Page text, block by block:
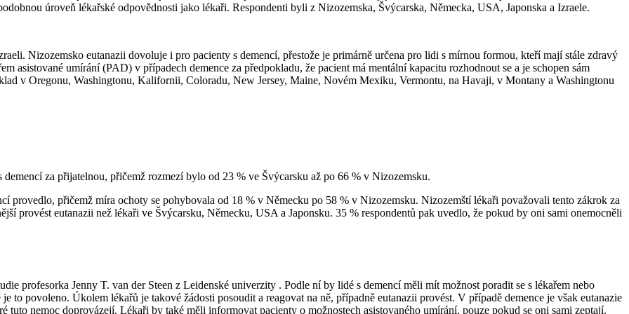
úroveň lékařské odpovědnosti jako lékaři. Respondenti byli z Nizozemska, Švýcarska, Německa, USA, Japonska a Izraele.
Nizozemsko eutanazii dovoluje i pro pacienty s demencí, přestože je primárně určena pro lidi s mírnou formou, kteří mají stále zdravý
asistované umírání (PAD) v případech demence za předpokladu, že pacient má mentální kapacitu rozhodnout se a je schopen sám
v Oregonu, Washingtonu, Kalifornii, Coloradu, New Jersey, Maine, Novém Mexiku, Vermontu, na Havaji, v Montany a Washingtonu
za přijatelnou, přičemž rozmezí bylo od 23 % ve Švýcarsku až po 66 % v Nizozemsku.
provedlo, přičemž míra ochoty se pohybovala od 18 % v Německu po 58 % v Nizozemsku. Nizozemští lékaři považovali tento zákrok za
provést eutanazii než lékaři ve Švýcarsku, Německu, USA a Japonsku. 35 % respondentů pak uvedlo, že pokud by oni sami onemocněli
profesorka Jenny T. van der Steen z Leidenské univerzity . Podle ní by lidé s demencí měli mít možnost poradit se s lékařem nebo
to povoleno. Úkolem lékařů je takové žádosti posoudit a reagovat na ně, případně eutanazii provést. V případě demence je však eutanazie
nemoc doprovázejí. Lékaři by také měli informovat pacienty o možnostech asistovaného umírání, pouze pokud se oni sami zeptají.